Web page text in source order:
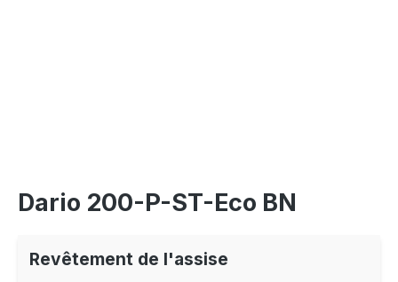
Dario 200-P-ST-Eco BN
Revêtement de l'assise